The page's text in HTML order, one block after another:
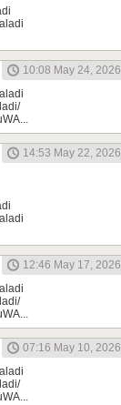
10:08 May 24, 2026
14:53 May 22, 2026
12:46 May 17, 2026
07:16 May 10, 2026